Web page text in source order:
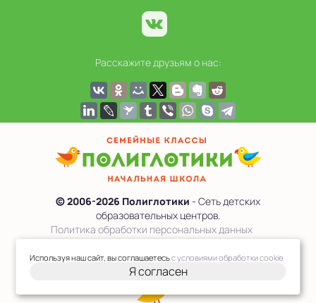
Расскажите друзьям о нас:
© 2006-2026 Полиглотики - Сеть детских
образовательных центров.
Политика обработки персональных данных
Сведения об образовательной организации
Используя наш сайт, вы соглашаетесьс условиями обработки cookie
Я согласен